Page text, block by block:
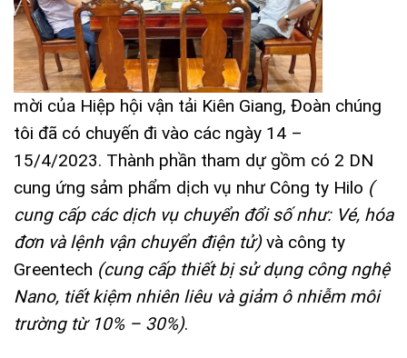
mời của Hiệp hội vận tải Kiên Giang, Đoàn chúng
tôi đã có chuyến đi vào các ngày 14 –
15/4/2023. Thành phần tham dự gồm có 2 DN
cung ứng sảm phẩm dịch vụ như Công ty Hilo (
cung cấp các dịch vụ chuyển đổi số như: Vé, hóa
đơn và lệnh vận chuyển điện tử)và công ty
Greentech (cung cấp thiết bị sử dụng công nghệ
Nano, tiết kiệm nhiên liêu và giảm ô nhiễm môi
trường từ 10% – 30%).